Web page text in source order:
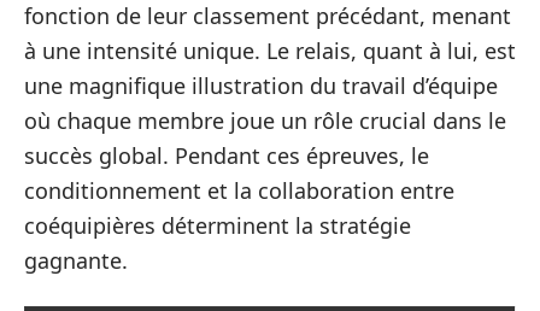
fonction de leur classement précédant, menant
à une intensité unique. Le relais, quant à lui, est
une magnifique illustration du travail d’équipe
où chaque membre joue un rôle crucial dans le
succès global. Pendant ces épreuves, le
conditionnement et la collaboration entre
coéquipières déterminent la stratégie
gagnante.